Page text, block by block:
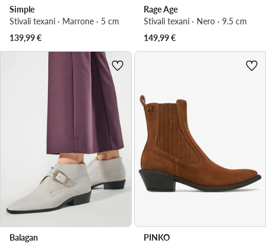
Simple
Stivali texani · Marrone · 5 cm
139,99€
Rage Age
Stivali texani · Nero · 9.5 cm
149,99€
Balagan
PINKO